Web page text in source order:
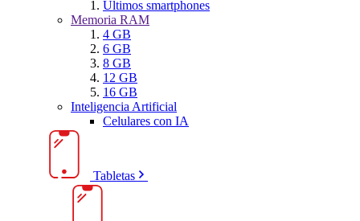
Últimos smartphones
Memoria RAM
4 GB
6 GB
8 GB
12 GB
16 GB
Inteligencia Artificial
Celulares con IA
Tabletas